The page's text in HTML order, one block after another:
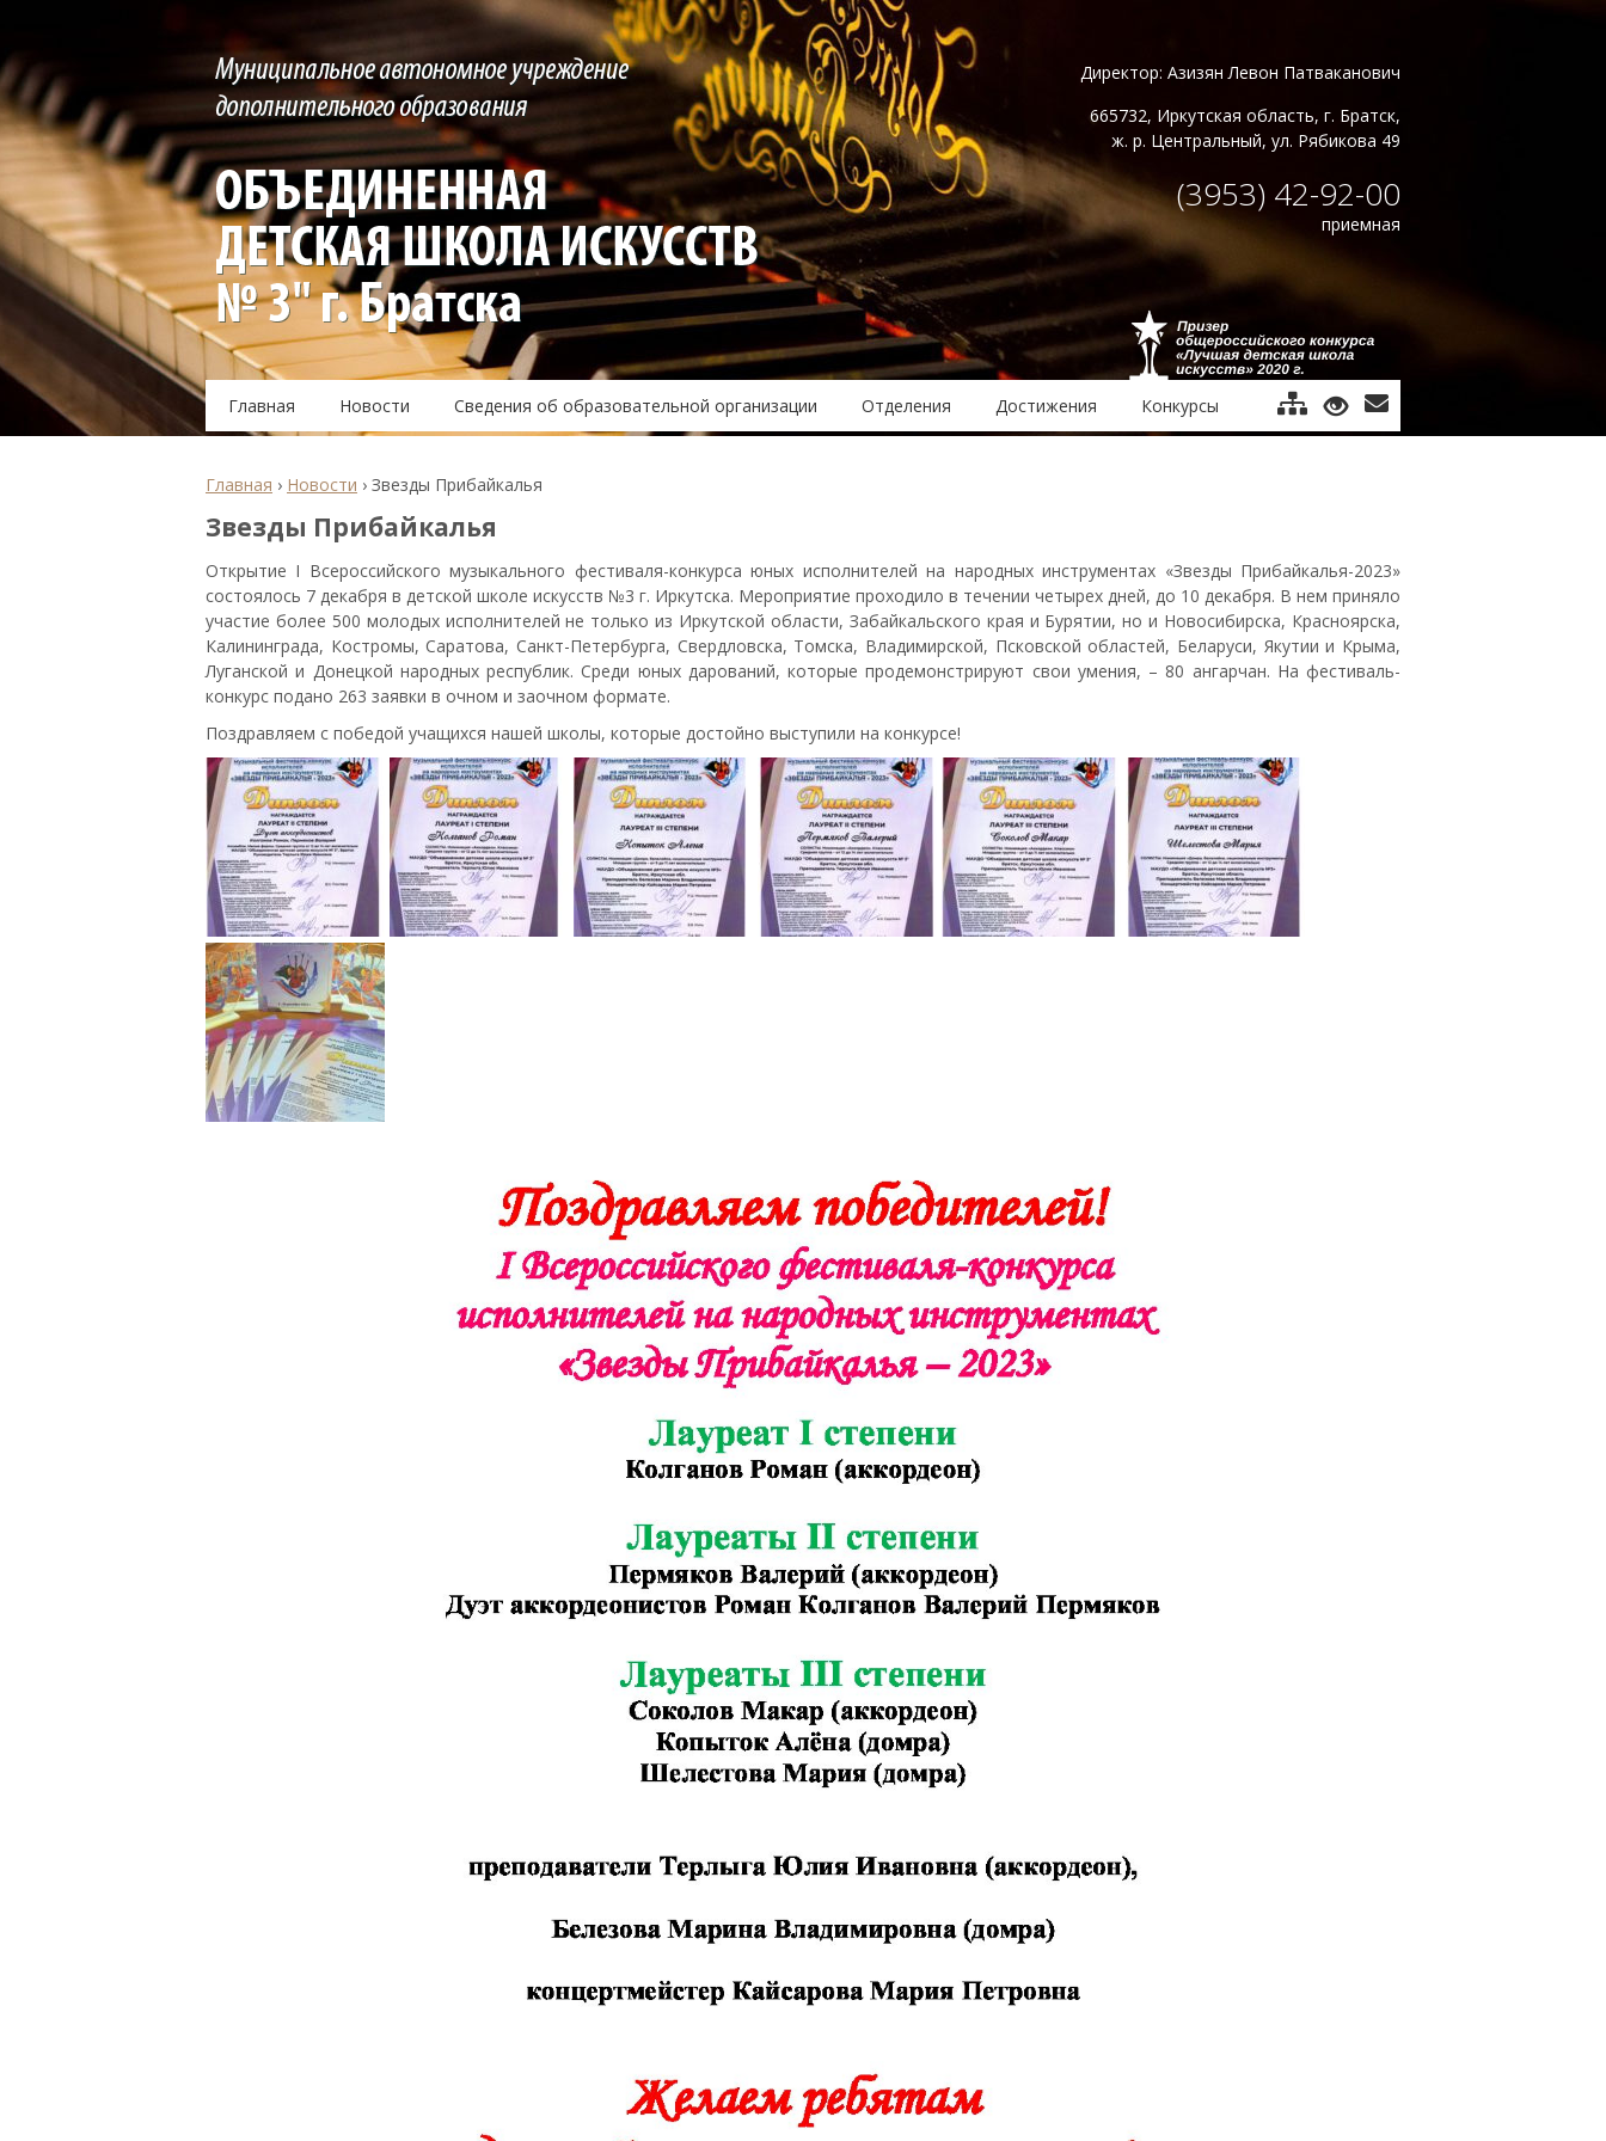
Директор: Азизян Левон Патваканович
665732, Иркутская область, г. Братск,
ж. р. Центральный, ул. Рябикова 49
(3953) 42-92-00
приемная
Главная Новости Сведения об образовательной организации Отделения Достижения Конкурсы
Главная › Новости › Звезды Прибайкалья
Звезды Прибайкалья
Открытие I Всероссийского музыкального фестиваля-конкурса юных исполнителей на народных инструментах «Звезды Прибайкалья-2023»
состоялось 7 декабря в детской школе искусств №3 г. Иркутска. Мероприятие проходило в течении четырех дней, до 10 декабря. В нем приняло
участие более 500 молодых исполнителей не только из Иркутской области, Забайкальского края и Бурятии, но и Новосибирска, Красноярска,
Калининграда, Костромы, Саратова, Санкт-Петербурга, Свердловска, Томска, Владимирской, Псковской областей, Беларуси, Якутии и Крыма,
Луганской и Донецкой народных республик. Среди юных дарований, которые продемонстрируют свои умения, – 80 ангарчан. На фестиваль-
конкурс подано 263 заявки в очном и заочном формате.
Поздравляем с победой учащихся нашей школы, которые достойно выступили на конкурсе!